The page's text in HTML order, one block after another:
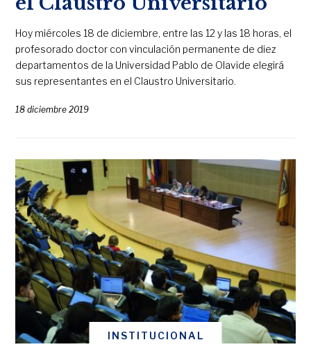
Hoy miércoles 18 de diciembre, entre las 12 y las 18 horas, el
profesorado doctor con vinculación permanente de diez
departamentos de la Universidad Pablo de Olavide elegirá
sus representantes en el Claustro Universitario.
18 diciembre 2019
INSTITUCIONAL